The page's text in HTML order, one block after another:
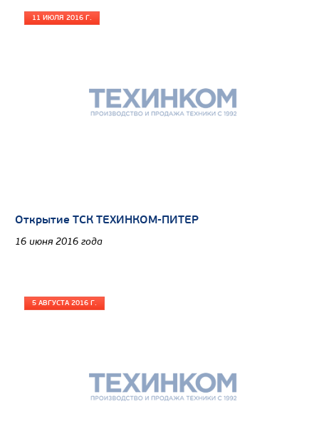
11 ИЮЛЯ 2016 Г.
Открытие ТСК ТЕХИНКОМ-ПИТЕР
16 июня 2016 года
5 АВГУСТА 2016 Г.